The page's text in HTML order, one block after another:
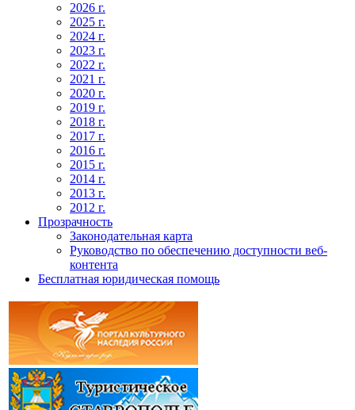
2026 г.
2025 г.
2024 г.
2023 г.
2022 г.
2021 г.
2020 г.
2019 г.
2018 г.
2017 г.
2016 г.
2015 г.
2014 г.
2013 г.
2012 г.
Прозрачность
Законодательная карта
Руководство по обеспечению доступности веб-
контента
Бесплатная юридическая помощь